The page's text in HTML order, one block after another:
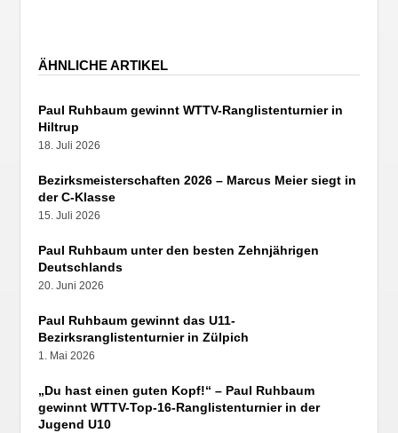
ÄHNLICHE ARTIKEL
Paul Ruhbaum gewinnt WTTV-Ranglistenturnier in
Hiltrup
18. Juli 2026
Bezirksmeisterschaften 2026 – Marcus Meier siegt in
der C-Klasse
15. Juli 2026
Paul Ruhbaum unter den besten Zehnjährigen
Deutschlands
20. Juni 2026
Paul Ruhbaum gewinnt das U11-
Bezirksranglistenturnier in Zülpich
1. Mai 2026
„Du hast einen guten Kopf!“ – Paul Ruhbaum
gewinnt WTTV-Top-16-Ranglistenturnier in der
Jugend U10